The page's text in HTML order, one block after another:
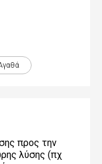
προς την
λύσης (πχ